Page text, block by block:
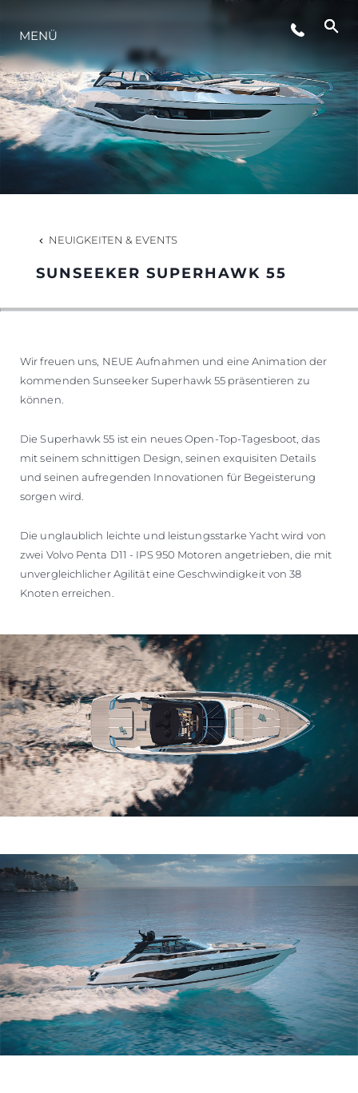
VERANSTALTUNGEN
LIFESTYLE
INNOVATION
BEWERTEN SIE IHR BOOT
MENÜ
NEUIGKEITEN & EVENTS
SUNSEEKER SUPERHAWK 55
Wir freuen uns, NEUE Aufnahmen und eine Animation der
kommenden Sunseeker Superhawk 55 präsentieren zu
können.
Die Superhawk 55 ist ein neues Open-Top-Tagesboot, das
mit seinem schnittigen Design, seinen exquisiten Details
und seinen aufregenden Innovationen für Begeisterung
sorgen wird.
Die unglaublich leichte und leistungsstarke Yacht wird von
zwei Volvo Penta D11 - IPS 950 Motoren angetrieben, die mit
unvergleichlicher Agilität eine Geschwindigkeit von 38
Knoten erreichen.